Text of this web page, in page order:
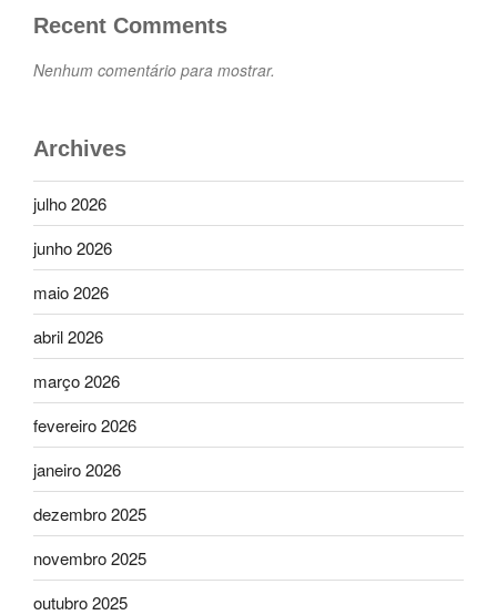
Recent Comments
Nenhum comentário para mostrar.
Archives
julho 2026
junho 2026
maio 2026
abril 2026
março 2026
fevereiro 2026
janeiro 2026
dezembro 2025
novembro 2025
outubro 2025